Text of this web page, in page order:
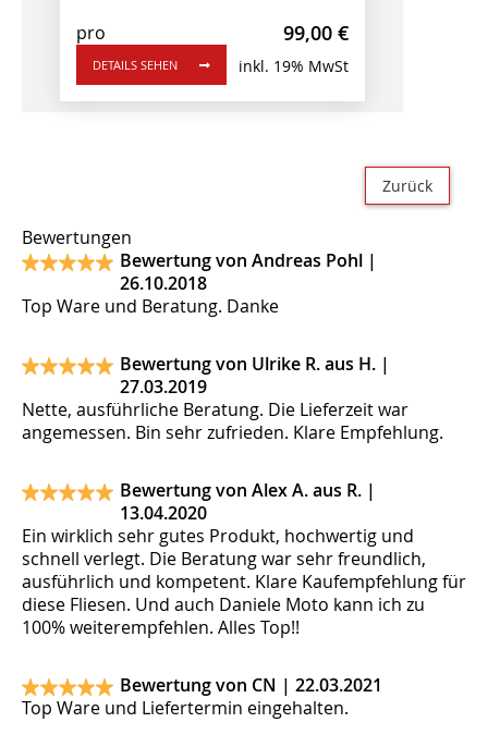
pro
99,00 €
DETAILS SEHEN inkl. 19% MwSt
Zurück
Bewertungen
Bewertung von Andreas Pohl |
26.10.2018
Top Ware und Beratung. Danke
Bewertung von Ulrike R. aus H. |
27.03.2019
Nette, ausführliche Beratung. Die Lieferzeit war
angemessen. Bin sehr zufrieden. Klare Empfehlung.
Bewertung von Alex A. aus R. |
13.04.2020
Ein wirklich sehr gutes Produkt, hochwertig und
schnell verlegt. Die Beratung war sehr freundlich,
ausführlich und kompetent. Klare Kaufempfehlung für
diese Fliesen. Und auch Daniele Moto kann ich zu
100% weiterempfehlen. Alles Top!!
Bewertung von CN | 22.03.2021
Top Ware und Liefertermin eingehalten.